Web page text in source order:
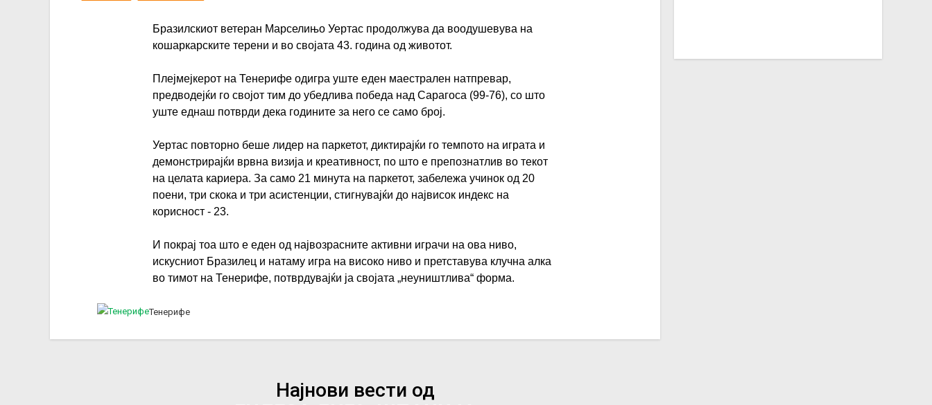
Бразилскиот ветеран Марселињо Уертас продолжува да воодушевува на
кошаркарските терени и во својата 43. година од животот.
Плејмејкерот на Тенерифе одигра уште еден маестрален натпревар,
предводејќи го својот тим до убедлива победа над Сарагоса (99-76), со што
уште еднаш потврди дека годините за него се само број.
Уертас повторно беше лидер на паркетот, диктирајќи го темпото на играта и
демонстрирајќи врвна визија и креативност, по што е препознатлив во текот
на целата кариера. За само 21 минута на паркетот, забележа учинок од 20
поени, три скока и три асистенции, стигнувајќи до највисок индекс на
корисност - 23.
И покрај тоа што е еден од највозрасните активни играчи на ова ниво,
искусниот Бразилец и натаму игра на високо ниво и претставува клучна алка
во тимот на Тенерифе, потврдувајќи ја својата „неуништлива“ форма.
Тенерифе
Најнови вести од